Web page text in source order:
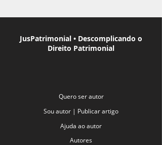
JusPatrimonial • Descomplicando o
Direito Patrimonial
Quero ser autor
Sou autor | Publicar artigo
Ajuda ao autor
Autores